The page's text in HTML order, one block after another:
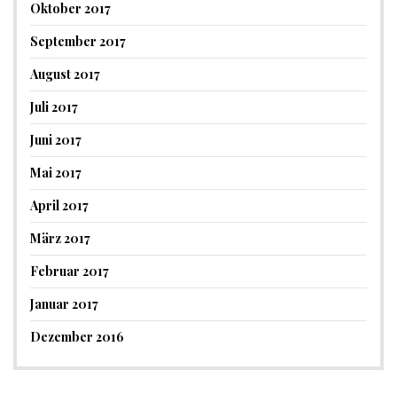
Oktober 2017
September 2017
August 2017
Juli 2017
Juni 2017
Mai 2017
April 2017
März 2017
Februar 2017
Januar 2017
Dezember 2016